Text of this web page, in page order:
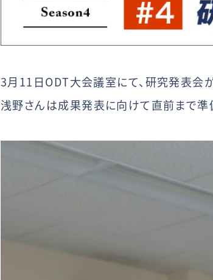
3月11日ODT大会議室にて、研究発表会
浅野さんは成果発表に向けて直前まで準